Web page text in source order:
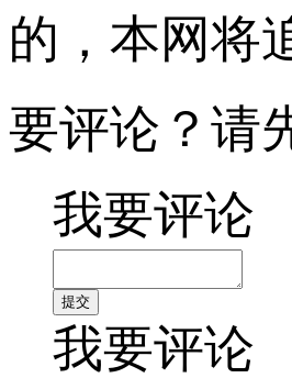
的，本网将
要评论？请
我要评论
我要评论